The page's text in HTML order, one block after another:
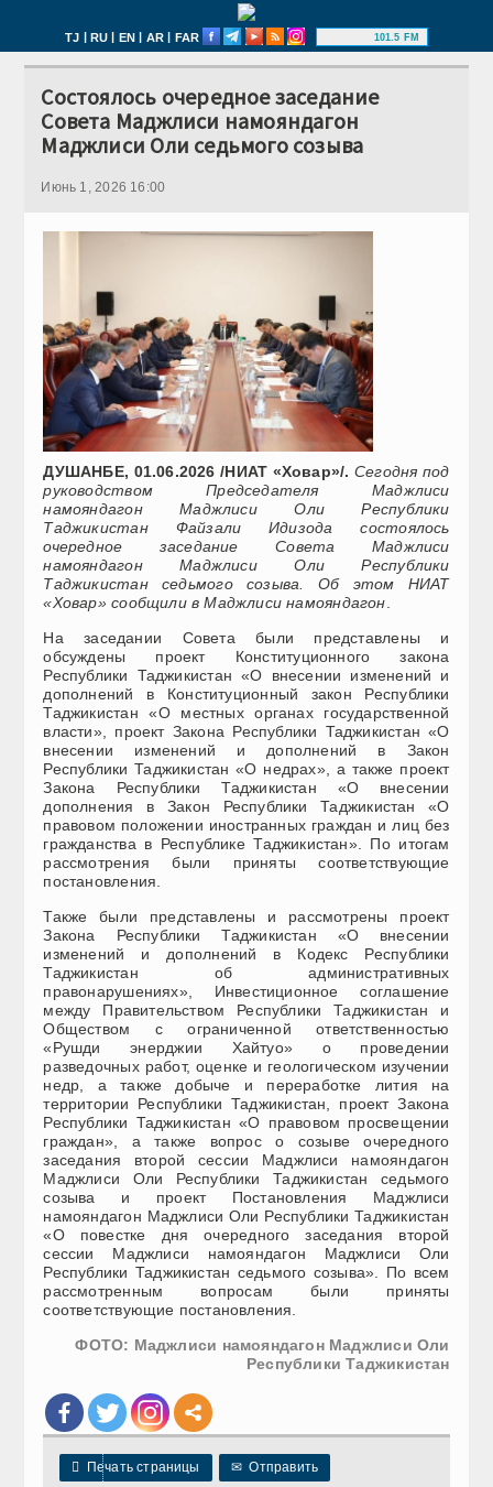
TJ | RU | EN | AR | FAR 101.5 FM
Состоялось очередное заседание
Совета Маджлиси намояндагон
Маджлиси Оли седьмого созыва
Июнь 1, 2026 16:00
ДУШАНБЕ, 01.06.2026 /НИАТ «Ховар»/. Сегодня под
руководством Председателя Маджлиси
намояндагон Маджлиси Оли Республики
Таджикистан Файзали Идизода состоялось
очередное заседание Совета Маджлиси
намояндагон Маджлиси Оли Республики
Таджикистан седьмого созыва. Об этом НИАТ
«Ховар» сообщили в Маджлиси намояндагон
На заседании Совета были представлены и
обсуждены проект Конституционного закона
Республики Таджикистан «О внесении изменений и
дополнений в Конституционный закон Республики
Таджикистан «О местных органах государственной
власти», проект Закона Республики Таджикистан «О
внесении изменений и дополнений в Закон
Республики Таджикистан «О недрах», а также проект
Закона Республики Таджикистан «О внесении
дополнения в Закон Республики Таджикистан «О
правовом положении иностранных граждан и лиц без
гражданства в Республике Таджикистан». По итогам
рассмотрения были приняты соответствующие
постановления.
Также были представлены и рассмотрены проект
Закона Республики Таджикистан «О внесении
изменений и дополнений в Кодекс Республики
Таджикистан об административных
правонарушениях», Инвестиционное соглашение
между Правительством Республики Таджикистан и
Обществом с ограниченной ответственностью
«Рушди энерджии Хайтуо» о проведении
разведочных работ, оценке и геологическом изучении
недр, а также добыче и переработке лития на
территории Республики Таджикистан, проект Закона
Республики Таджикистан «О правовом просвещении
граждан», а также вопрос о созыве очередного
заседания второй сессии Маджлиси намояндагон
Маджлиси Оли Республики Таджикистан седьмого
созыва и проект Постановления Маджлиси
намояндагон Маджлиси Оли Республики Таджикистан
«О повестке дня очередного заседания второй
сессии Маджлиси намояндагон Маджлиси Оли
Республики Таджикистан седьмого созыва». По всем
рассмотренным вопросам были приняты
соответствующие постановления.
ФОТО: Маджлиси намояндагон Маджлиси Оли
Республики Таджикистан
 Печать страницы ✉ Отправить